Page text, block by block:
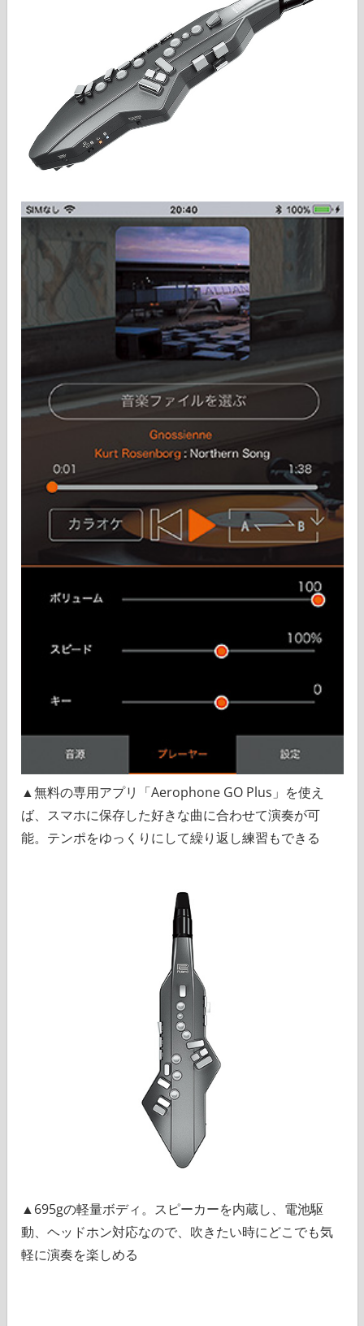
▲無料の専用アプリ「Aerophone GO Plus」を使え
ば、スマホに保存した好きな曲に合わせて演奏が可
能。テンポをゆっくりにして繰り返し練習もできる
▲695gの軽量ボディ。スピーカーを内蔵し、電池駆
動、ヘッドホン対応なので、吹きたい時にどこでも気
軽に演奏を楽しめる